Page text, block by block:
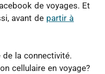
de voyages. Et
avant de partir à
de la connectivité.
cellulaire en voyage?